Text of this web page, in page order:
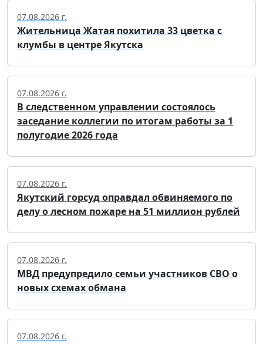
07.08.2026 г.
Жительница Жатая похитила 33 цветка с
клумбы в центре Якутска
07.08.2026 г.
В следственном управлении состоялось
заседание коллегии по итогам работы за 1
полугодие 2026 года
07.08.2026 г.
Якутский горсуд оправдал обвиняемого по
делу о лесном пожаре на 51 миллион рублей
07.08.2026 г.
МВД предупредило семьи участников СВО о
новых схемах обмана
07.08.2026 г.